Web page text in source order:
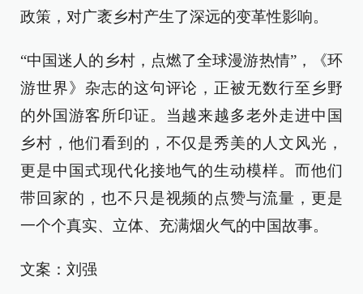
政策，对广袤乡村产生了深远的变革性影响。
“中国迷人的乡村，点燃了全球漫游热情”，《环
游世界》杂志的这句评论，正被无数行至乡野
的外国游客所印证。当越来越多老外走进中国
乡村，他们看到的，不仅是秀美的人文风光，
更是中国式现代化接地气的生动模样。而他们
带回家的，也不只是视频的点赞与流量，更是
一个个真实、立体、充满烟火气的中国故事。
文案：刘强